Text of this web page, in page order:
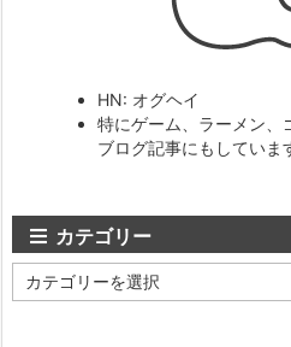
HN: オグヘイ
特にゲーム、ラーメン、
ブログ記事にもしていま
カテゴリー
テ